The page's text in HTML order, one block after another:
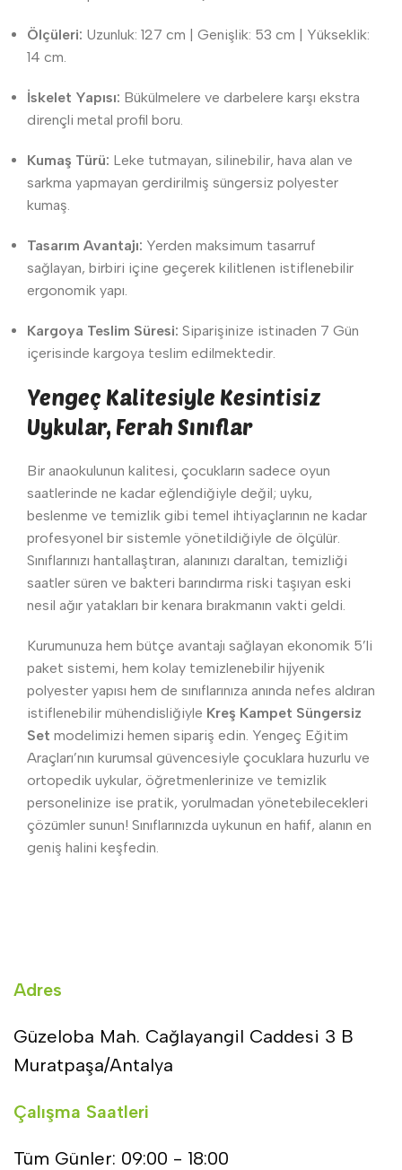
Ölçüleri: Uzunluk: 127 cm | Genişlik: 53 cm | Yükseklik:
14 cm.
İskelet Yapısı: Bükülmelere ve darbelere karşı ekstra
dirençli metal profil boru.
Kumaş Türü: Leke tutmayan, silinebilir, hava alan ve
sarkma yapmayan gerdirilmiş süngersiz polyester
kumaş.
Tasarım Avantajı: Yerden maksimum tasarruf
sağlayan, birbiri içine geçerek kilitlenen istiflenebilir
ergonomik yapı.
Kargoya Teslim Süresi: Siparişinize istinaden 7 Gün
içerisinde kargoya teslim edilmektedir.
Yengeç Kalitesiyle Kesintisiz
Uykular, Ferah Sınıflar
Bir anaokulunun kalitesi, çocukların sadece oyun
saatlerinde ne kadar eğlendiğiyle değil; uyku,
beslenme ve temizlik gibi temel ihtiyaçlarının ne kadar
profesyonel bir sistemle yönetildiğiyle de ölçülür.
Sınıflarınızı hantallaştıran, alanınızı daraltan, temizliği
saatler süren ve bakteri barındırma riski taşıyan eski
nesil ağır yatakları bir kenara bırakmanın vakti geldi.
Kurumunuza hem bütçe avantajı sağlayan ekonomik 5’li
paket sistemi, hem kolay temizlenebilir hijyenik
polyester yapısı hem de sınıflarınıza anında nefes aldıran
istiflenebilir mühendisliğiyle Kreş Kampet Süngersiz
Set modelimizi hemen sipariş edin. Yengeç Eğitim
Araçları’nın kurumsal güvencesiyle çocuklara huzurlu ve
ortopedik uykular, öğretmenlerinize ve temizlik
personelinize ise pratik, yorulmadan yönetebilecekleri
çözümler sunun! Sınıflarınızda uykunun en hafif, alanın en
geniş halini keşfedin.
Adres
Güzeloba Mah. Cağlayangil Caddesi 3 B
Muratpaşa/Antalya
Çalışma Saatleri
Tüm Günler: 09:00 - 18:00